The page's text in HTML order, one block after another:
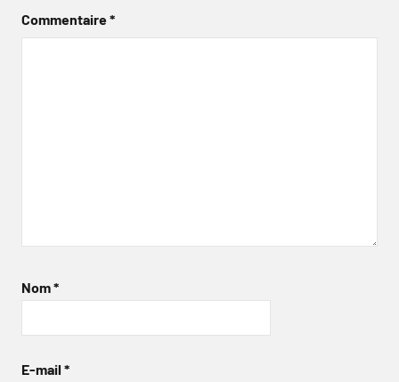
Commentaire*
Nom*
E-mail *